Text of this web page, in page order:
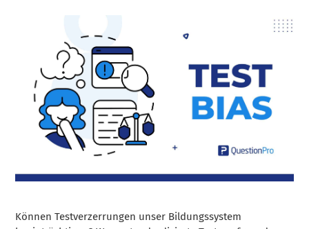
Können Testverzerrungen unser Bildungssystem